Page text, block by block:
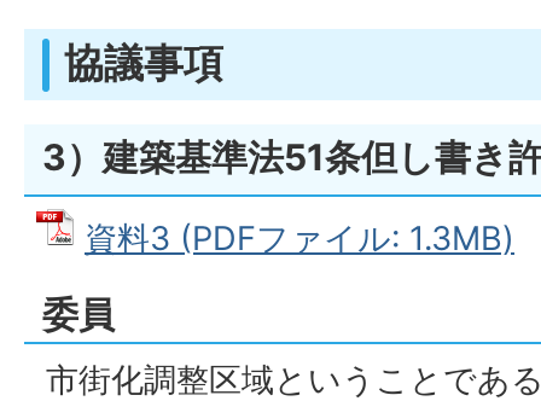
協議事項
3）建築基準法51条但し書き
資料3 (PDFファイル: 1.3MB)
委員
市街化調整区域ということであ